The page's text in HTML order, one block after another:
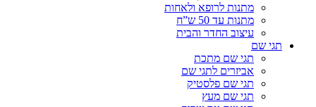
מתנות לרופא ולאחות
מתנות עד 50 ש”ח
עיצוב החדר והבית
תגי שם
תגי שם מתכת
אביזרים לתגי שם
תגי שם פלסטיק
תגי שם מעץ